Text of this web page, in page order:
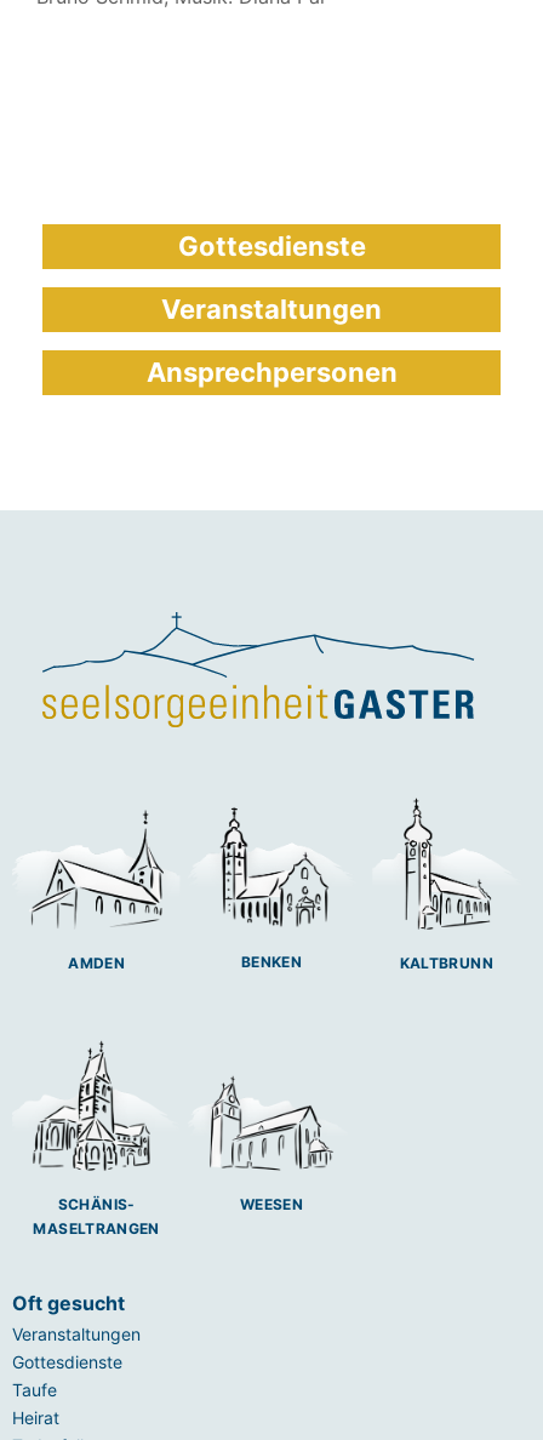
Gottesdienste
Veranstaltungen
Ansprechpersonen
AMDEN BENKEN KALTBRUNN
SCHÄNIS-
MASELTRANGEN
WEESEN
Oft gesucht
Veranstaltungen
Gottesdienste
Taufe
Heirat